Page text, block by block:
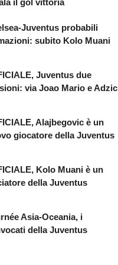
il gol vittoria
Juventus probabili
subito Kolo Muani
Juventus due
via Joao Mario e Adzic
Alajbegovic è un
giocatore della Juventus
Kolo Muani è un
della Juventus
Asia-Oceania, i
della Juventus